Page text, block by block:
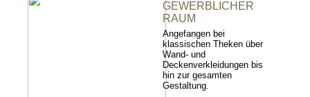
GEWERBLICHER
RAUM
Angefangen bei
klassischen Theken über
Wand- und
Deckenverkleidungen bis
hin zur gesamten
Gestaltung.